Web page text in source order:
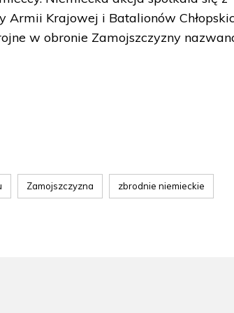
Armii Krajowej i Batalionów
w obronie Zamojszczyzny
Zamojszczyzna zbrodnie niemieckie